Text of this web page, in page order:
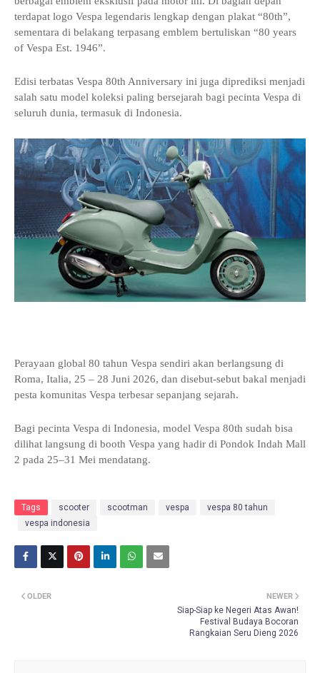
terdapat logo Vespa legendaris lengkap dengan plakat “80th”,
sementara di belakang terpasang emblem bertuliskan “80 years
of Vespa Est. 1946”.
Edisi terbatas Vespa 80th Anniversary ini juga diprediksi menjadi
salah satu model koleksi paling bersejarah bagi pecinta Vespa di
seluruh dunia, termasuk di Indonesia.
Perayaan global 80 tahun Vespa sendiri akan berlangsung di
Roma, Italia, 25 – 28 Juni 2026, dan disebut-sebut bakal menjadi
pesta komunitas Vespa terbesar sepanjang sejarah.
Bagi pecinta Vespa di Indonesia, model Vespa 80th sudah bisa
dilihat langsung di booth Vespa yang hadir di Pondok Indah Mall
2 pada 25–31 Mei mendatang.
Tags scooter scootman vespa
vespa 80 tahun
vespa indonesia
NEWER
Siap-Siap ke Negeri Atas Awan!
Festival Budaya Bocoran
Rangkaian Seru Dieng 2026
OLDER